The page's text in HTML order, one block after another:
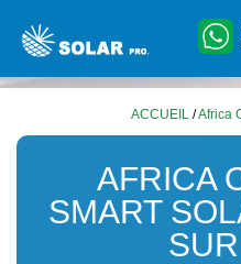
ACCUEIL /Africa
AFRICA
SMART